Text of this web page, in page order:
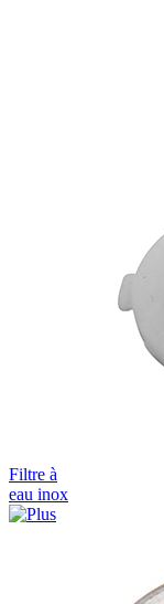
Filtre à
eau inox